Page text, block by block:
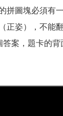
拼圖塊必須有一
正姿），不能翻
案，題卡的背